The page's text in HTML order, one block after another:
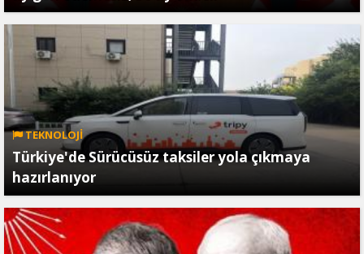
TEKNOLOJİ
Türkiye'de Sürücüsüz taksiler yola çıkmaya
hazırlanıyor